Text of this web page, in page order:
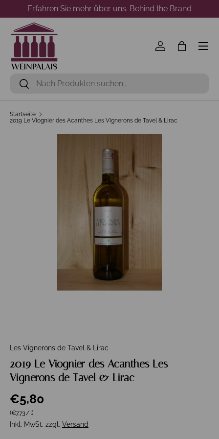
Direkt zum Inhalt
Erfahren Sie mehr über uns. Behind the Brand
Suchen
Suchen
Einloggen
Menü
Startseite
2019 Le Viognier des Acanthes Les Vignerons de Tavel & Lirac
Les Vignerons de Tavel & Lirac
2019 Le Viognier des Acanthes Les
Vignerons de Tavel & Lirac
€5,80
Grundpreis
(€7,73/l)
Inkl. MwSt. zzgl. Versand